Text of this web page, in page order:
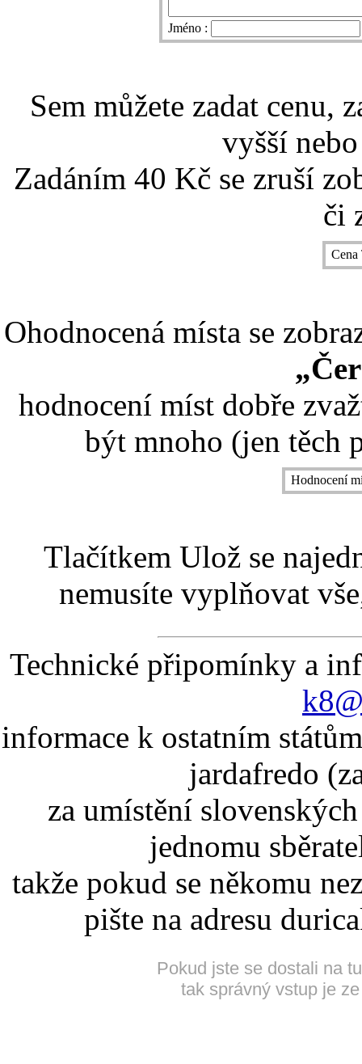
Jméno :
Sem můžete zadat cenu,
vyšší
Zadáním 40 Kč se zruší
či
Ohodnocená místa se
hodnocení míst dobře
být mnoho (jen těch
Hodnocení
Tlačítkem Ulož se
nemusíte vyplňovat
Technické připomínky a
informace k ostatním
jardafredo
za umístění
jednomu
takže pokud se někomu
pište na adresu
Pokud jste se dostali na
tak správný vstup je